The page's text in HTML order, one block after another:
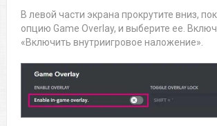
В левой части экрана прокрутите вниз,
опцию Game Overlay, и выберите ее.
«Включить внутриигровое наложение».